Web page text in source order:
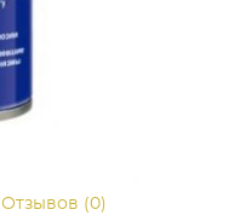
Отзывов (0)